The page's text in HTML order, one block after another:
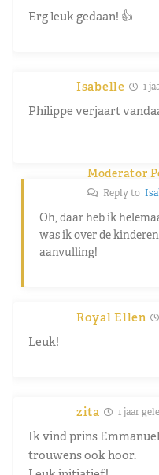
Erg leuk gedaan! 👍
Isabelle 1
Philippe verjaart
Moderator
Reply to
Oh, daar heb ik
was ik over de
aanvulling!
Royal Ellen
Leuk!
zita 1 jaar
Ik vind prins
trouwens ook hoor.